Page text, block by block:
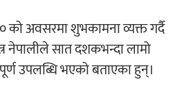
को अवसरमा शुभकामना व्यक्त गर्दै
नेपालीले सात दशकभन्दा लामो
उपलब्धि भएको बताएका हुन्।